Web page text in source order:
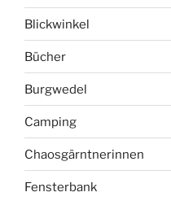
Blickwinkel
Bücher
Burgwedel
Camping
Chaosgärntnerinnen
Fensterbank